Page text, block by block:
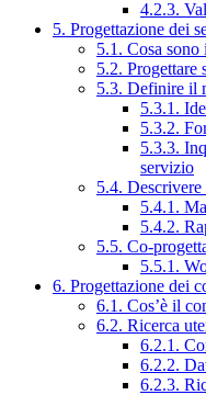
4.2.3.
5. Progettazione dei
5.1. Cosa
5.2.
5.3. Definire il
5.3.1.
5.3.2.
5.3.3.
servizio
5.4.
5.4.1.
5.4.2.
5.5. Co-
5.5.1.
6. Progettazione dei
6.1. Cos’è il
6.2. Ricerca
6.2.1.
6.2.2.
6.2.3.